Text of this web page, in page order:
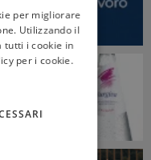
ENGLISH
per migliorare
Utilizzando il
tutti i cookie in
per i cookie.